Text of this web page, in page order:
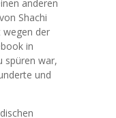
anderen
Shachi
der
in
spüren war,
und